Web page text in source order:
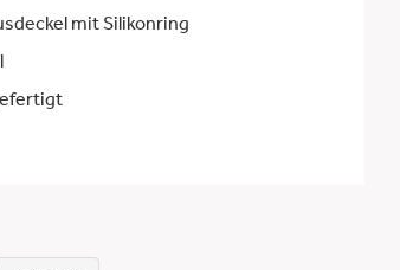
mit Silikonring